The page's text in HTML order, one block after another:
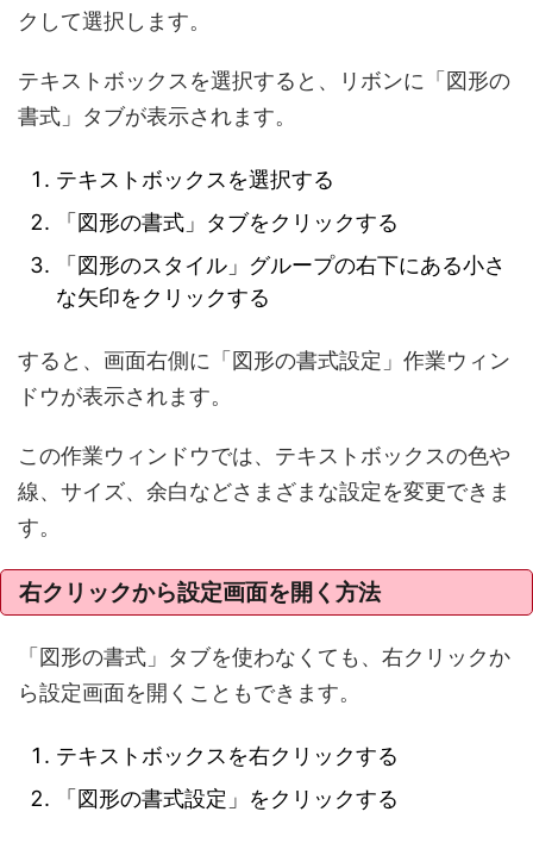
クして選択します。
テキストボックスを選択すると、リボンに「図形の
書式」タブが表示されます。
テキストボックスを選択する
「図形の書式」タブをクリックする
「図形のスタイル」グループの右下にある小さ
な矢印をクリックする
すると、画面右側に「図形の書式設定」作業ウィン
ドウが表示されます。
この作業ウィンドウでは、テキストボックスの色や
線、サイズ、余白などさまざまな設定を変更できま
す。
右クリックから設定画面を開く方法
「図形の書式」タブを使わなくても、右クリックか
ら設定画面を開くこともできます。
テキストボックスを右クリックする
「図形の書式設定」をクリックする